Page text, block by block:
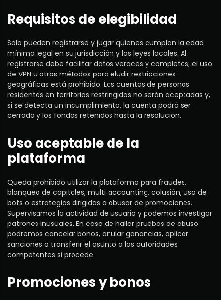
Requisitos de elegibilidad
Solo pueden registrarse y jugar quienes cumplan la edad
mínima legal en su jurisdicción y las leyes locales. Al
registrarse debe facilitar datos veraces y completos; el uso
de VPN u otros métodos para eludir restricciones
geográficas está prohibido. Las cuentas de personas
residentes en territorios restringidos no serán aceptadas y,
si se detecta un incumplimiento, la cuenta podrá ser
cerrada y los fondos retenidos hasta la resolución.
Uso aceptable de la
plataforma
Queda prohibido utilizar la plataforma para fraudes,
blanqueo de capitales, multi‑accounting, colusión, uso de
bots o estrategias dirigidas a abusar de promociones.
Supervisamos la actividad de usuario y podemos investigar
patrones inusuales. En caso de hallar pruebas de abuso
podremos cancelar bonos, anular ganancias, aplicar
sanciones o transferir el asunto a las autoridades
competentes si procede.
Promociones y bonos